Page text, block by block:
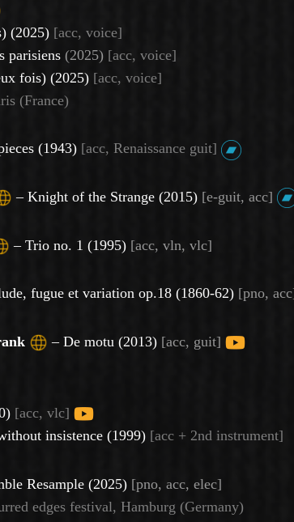
(2025) [acc, voice]
parisiens (2025) [acc, voice]
fois) (2025) [acc, voice]
(France)
(1943) [acc, Renaissance guit]
– Knight of the Strange (2015) [e-guit, acc]
– Trio no. 1 (1995) [acc, vln, vlc]
fugue et variation op.18 (1860-62) [pno,
– De motu (2013) [acc, guit]
[acc, vlc]
insistence (1999) [acc + 2nd instrument]
Resample (2025)[pno, acc, elec]
edges festival, Hamburg (Germany)